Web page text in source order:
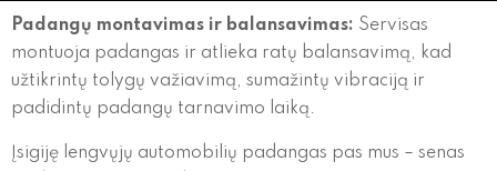
Padangų montavimas ir balansavimas: Servisas
montuoja padangas ir atlieka ratų balansavimą, kad
užtikrintų tolygų važiavimą, sumažintų vibraciją ir
padidintų padangų tarnavimo laiką.
Įsigiję lengvųjų automobilių padangas pas mus – senas